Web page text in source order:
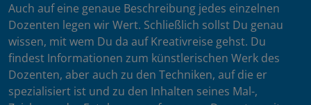
Auch auf eine genaue Beschreibung jedes einzelnen
Dozenten legen wir Wert. Schließlich sollst Du genau
wissen, mit wem Du da auf Kreativreise gehst. Du
findest Informationen zum künstlerischen Werk des
Dozenten, aber auch zu den Techniken, auf die er
spezialisiert ist und zu den Inhalten seines Mal-,